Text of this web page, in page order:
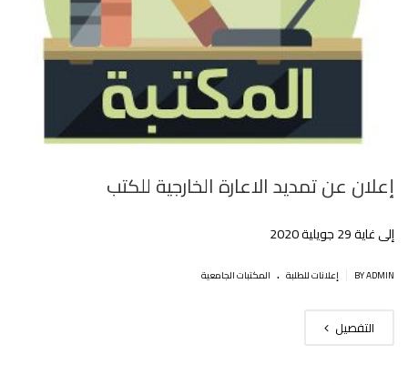
إعلان عن تمديد الاعارة الخارجية للكتب‎
إلى غاية 29 جويلية 2020
BY ADMIN إعلانات للطلبة . المكتبات الجامعية
التفصيل